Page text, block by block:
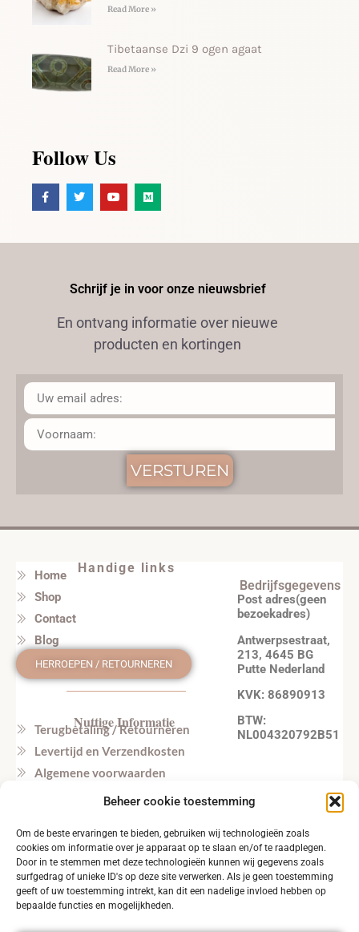
Beheer cookie toestemming
Om de beste ervaringen te bieden, gebruiken wij technologieën zoals
cookies om informatie over je apparaat op te slaan en/of te raadplegen.
Door in te stemmen met deze technologieën kunnen wij gegevens zoals
surfgedrag of unieke ID's op deze site verwerken. Als je geen toestemming
geeft of uw toestemming intrekt, kan dit een nadelige invloed hebben op
bepaalde functies en mogelijkheden.
Read More »
Tibetaanse Dzi 9 ogen agaat
Read More »
Follow Us
Schrijf je in voor onze nieuwsbrief
En ontvang informatie over nieuwe
producten en kortingen
VERSTUREN
Handige links
Home
Shop
Contact
Blog
HERROEPEN / RETOURNEREN
Nuttige Informatie
Terugbetaling / Retourneren
Levertijd en Verzendkosten
Algemene voorwaarden
Privacy beleid
Tel. NL: +31164603172 (NL, EN)
Tel. BE: +32495219857 (NL, EN)
Bedrijfsgegevens
Post adres(geen
bezoekadres)
Antwerpsestraat,
213, 4645 BG
Putte Nederland
KVK: 86890913
BTW:
NL004320792B51